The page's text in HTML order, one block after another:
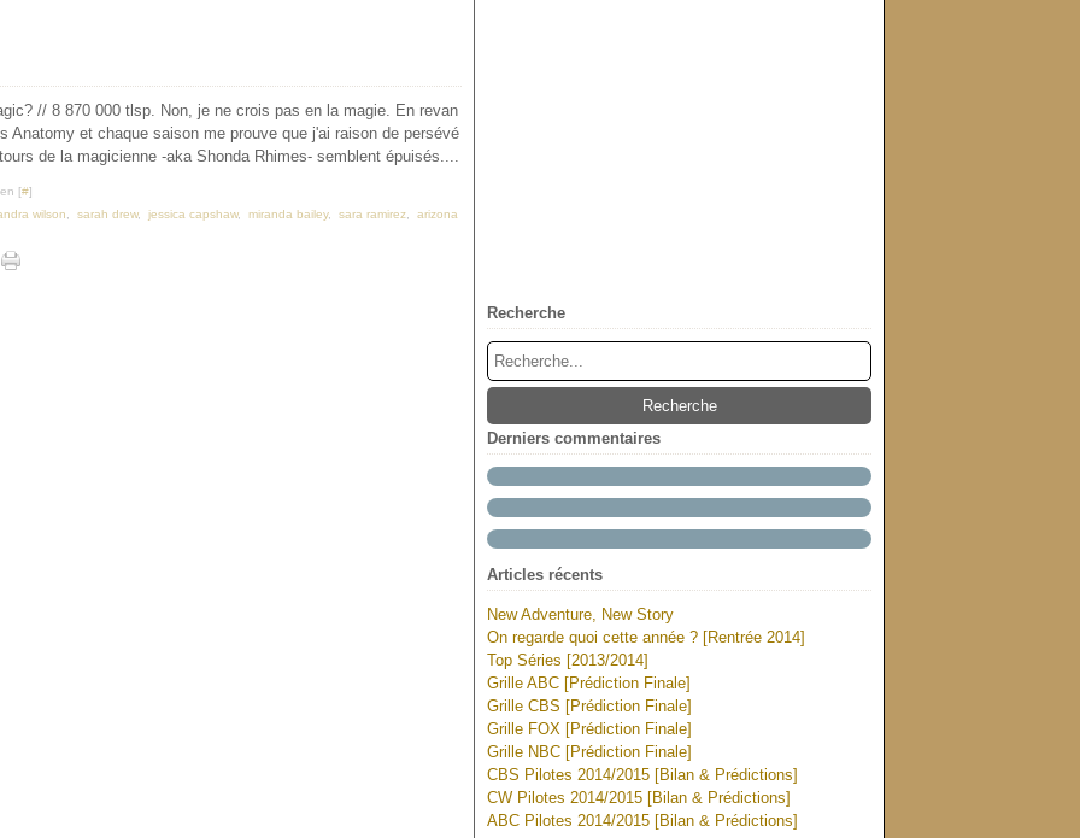
// 8 870 000 tlsp. Non, je ne crois pas en la magie. En revan
Anatomy et chaque saison me prouve que j'ai raison de persévé
de la magicienne -aka Shonda Rhimes- semblent épuisés....
[#]
wilson sarah drew, jessica capshaw, miranda bailey, sara ramirez
arizona
Recherche
Derniers commentaires
Articles récents
New Adventure, New Story
On regarde quoi cette année ? [Rentrée 2014]
Top Séries [2013/2014]
Grille ABC [Prédiction Finale]
Grille CBS [Prédiction Finale]
Grille FOX [Prédiction Finale]
Grille NBC [Prédiction Finale]
CBS Pilotes 2014/2015 [Bilan & Prédictions]
CW Pilotes 2014/2015 [Bilan & Prédictions]
ABC Pilotes 2014/2015 [Bilan & Prédictions]